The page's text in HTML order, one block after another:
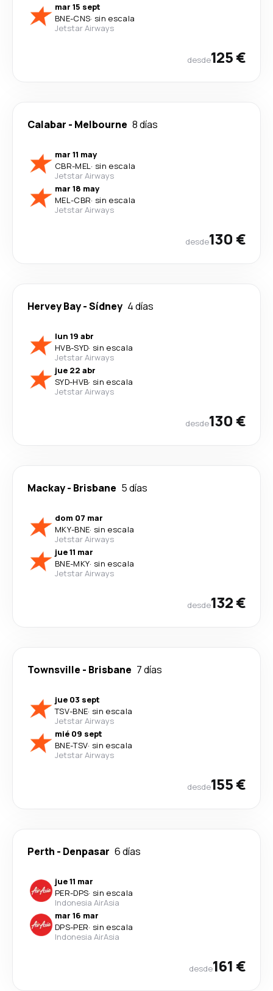
mar 15 sept
BNE-CNS· sin escala
Jetstar Airways
desde125 €
Calabar - Melbourne 8 días
mar 11 may
CBR-MEL· sin escala
Jetstar Airways
mar 18 may
MEL-CBR· sin escala
Jetstar Airways
desde130 €
Hervey Bay-Sídney 4 días
lun 19 abr
HVB-SYD· sin escala
Jetstar Airways
jue 22 abr
SYD-HVB· sin escala
Jetstar Airways
desde130 €
Mackay- Brisbane 5 días
dom 07 mar
MKY-BNE· sin escala
Jetstar Airways
jue 11 mar
BNE-MKY· sin escala
Jetstar Airways
desde132 €
Townsville - Brisbane 7 días
jue 03 sept
TSV-BNE· sin escala
Jetstar Airways
mié 09 sept
BNE-TSV· sin escala
Jetstar Airways
desde155 €
Perth - Denpasar 6 días
jue 11 mar
PER-DPS· sin escala
Indonesia AirAsia
mar 16 mar
DPS-PER· sin escala
Indonesia AirAsia
desde161 €